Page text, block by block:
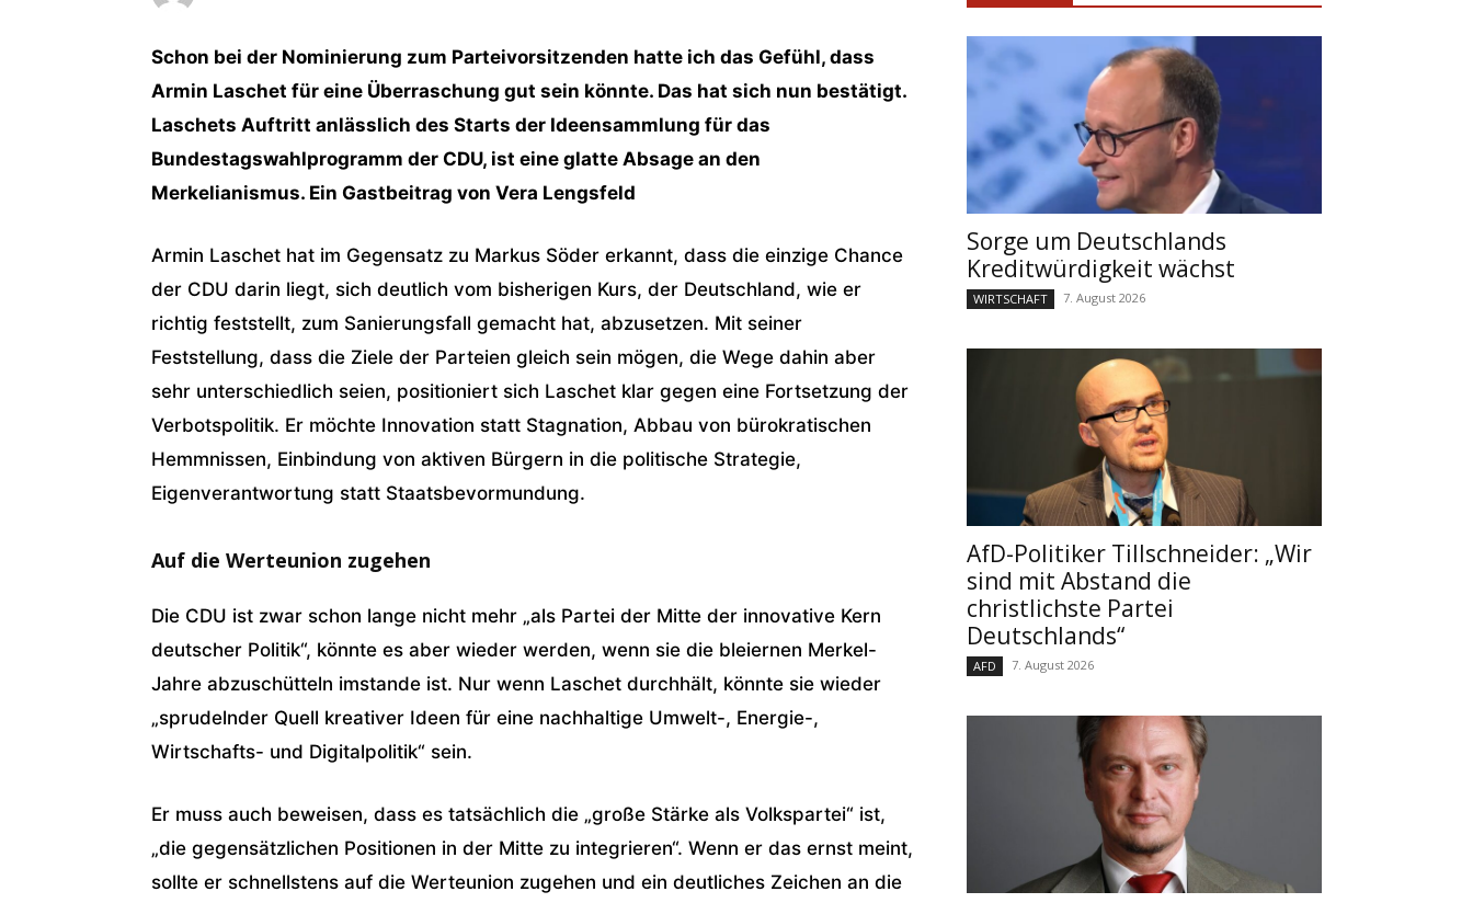
Schon bei der Nominierung zum Parteivorsitzenden hatte ich das Gefühl, dass
Armin Laschet für eine Überraschung gut sein könnte. Das hat sich nun bestätigt.
Laschets Auftritt anlässlich des Starts der Ideensammlung für das
Bundestagswahlprogramm der CDU, ist eine glatte Absage an den
Merkelianismus. Ein Gastbeitrag von Vera Lengsfeld
Armin Laschet hat im Gegensatz zu Markus Söder erkannt, dass die einzige Chance
der CDU darin liegt, sich deutlich vom bisherigen Kurs, der Deutschland, wie er
richtig feststellt, zum Sanierungsfall gemacht hat, abzusetzen. Mit seiner
Feststellung, dass die Ziele der Parteien gleich sein mögen, die Wege dahin aber
sehr unterschiedlich seien, positioniert sich Laschet klar gegen eine Fortsetzung der
Verbotspolitik. Er möchte Innovation statt Stagnation, Abbau von bürokratischen
Hemmnissen, Einbindung von aktiven Bürgern in die politische Strategie,
Eigenverantwortung statt Staatsbevormundung.
Auf die Werteunion zugehen
Die CDU ist zwar schon lange nicht mehr „als Partei der Mitte der innovative Kern
deutscher Politik“, könnte es aber wieder werden, wenn sie die bleiernen Merkel-
Jahre abzuschütteln imstande ist. Nur wenn Laschet durchhält, könnte sie wieder
„sprudelnder Quell kreativer Ideen für eine nachhaltige Umwelt-, Energie-,
Wirtschafts- und Digitalpolitik“ sein.
Er muss auch beweisen, dass es tatsächlich die „große Stärke als Volkspartei“ ist,
„die gegensätzlichen Positionen in der Mitte zu integrieren“. Wenn er das ernst meint,
sollte er schnellstens auf die Werteunion zugehen und ein deutliches Zeichen an die
Sorge um Deutschlands
Kreditwürdigkeit wächst
WIRTSCHAFT 7. August 2026
AfD-Politiker Tillschneider: „Wir
sind mit Abstand die
christlichste Partei
Deutschlands“
AFD 7. August 2026